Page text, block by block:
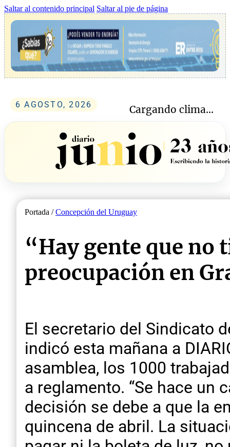
Saltar al contenido principal Saltar al pie de página
6 AGOSTO, 2026 Cargando clima...
Portada /Concepción del Uruguay
“Hay gente que no
preocupación en
El secretario del Sindicato
indicó esta mañana a
asamblea, los 1000
a reglamento. “Se hace un
decisión se debe a que la
quincena de abril. La